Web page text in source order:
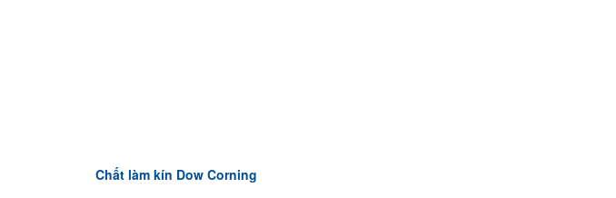
Chất làm kín Dow Corning